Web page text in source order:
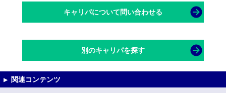
キャリパについて問い合わせる
別のキャリパを探す